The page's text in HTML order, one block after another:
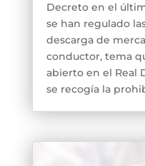
Decreto en el
se han regulado
descarga de
conductor, tema
abierto en el Real
se recogía la